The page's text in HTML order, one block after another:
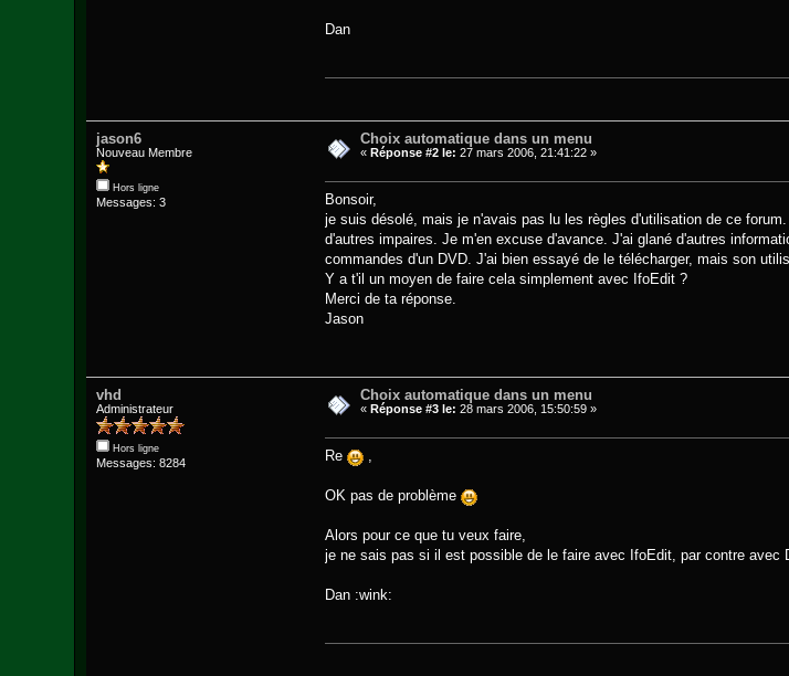
Dan
jason6
Nouveau Membre
Hors ligne
Messages: 3
Choix automatique dans un menu
«Réponse #2 le: 27 mars 2006, 21:41:22 »
Bonsoir,
je suis désolé, mais je n'avais pas lu les règles d'utilisation de ce
d'autres impaires. Je m'en excuse d'avance. J'ai glané d'autres
commandes d'un DVD. J'ai bien essayé de le télécharger, mais son
Y a t'il un moyen de faire cela simplement avec IfoEdit ?
Merci de ta réponse.
Jason
vhd
Administrateur
Hors ligne
Messages: 8284
Choix automatique dans un menu
« Réponse #3 le: 28 mars 2006, 15:50:59 »
Re ,
OK pas de problème
Alors pour ce que tu veux faire,
je ne sais pas si il est possible de le faire avec IfoEdit, par contre
Dan :wink: